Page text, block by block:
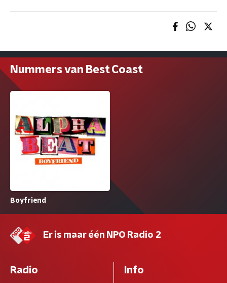
Nummers van Best Coast
Boyfriend
Er is maar één NPO Radio 2
Radio Info